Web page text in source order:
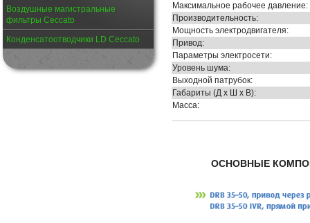
Воздушные магистральные
фильтры Ceccato
Конденсатоотводчики LD Ceccato
Максимальное рабочее давление:
Производительность:
Мощность электродвигателя:
Привод:
Параметры электросети:
Уровень шума:
Выходной патрубок:
Габариты (Д х Ш х В):
Масса:
ОСНОВНЫЕ